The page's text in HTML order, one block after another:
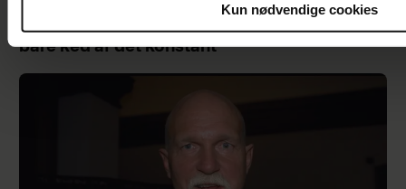
Kun nødvendige cookies
Szhirley åbner op om depression: "Jeg var
bare ked af det konstant"